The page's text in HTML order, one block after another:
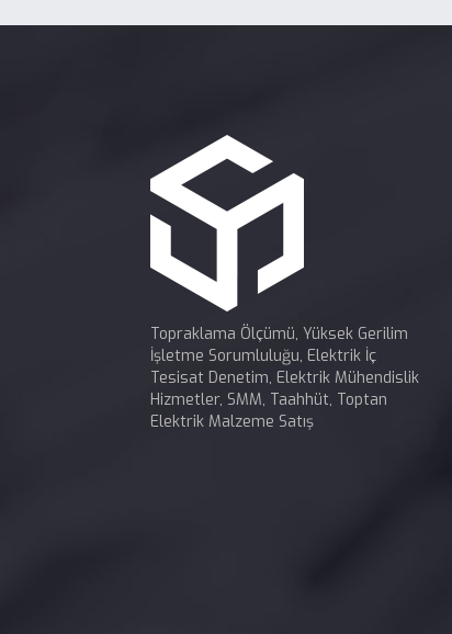
Topraklama Ölçümü, Yüksek Gerilim
İşletme Sorumluluğu, Elektrik İç
Tesisat Denetim, Elektrik Mühendislik
Hizmetler, SMM, Taahhüt, Toptan
Elektrik Malzeme Satış